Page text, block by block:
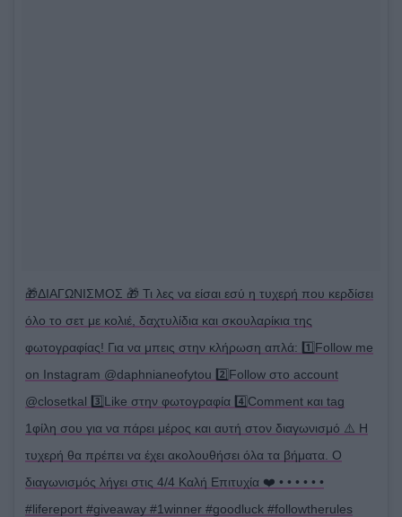
🎁ΔΙΑΓΩΝΙΣΜΟΣ 🎁 Τι λες να είσαι εσύ η τυχερή που κερδίσει
όλο το σετ με κολιέ, δαχτυλίδια και σκουλαρίκια της
φωτογραφίας! Για να μπεις στην κλήρωση απλά: 1️⃣Follow me
on Instagram @daphnianeofytou 2️⃣Follow στο account
@closetkal 3️⃣Like στην φωτογραφία 4️⃣Comment και tag
1φίλη σου για να πάρει μέρος και αυτή στον διαγωνισμό ⚠️ Η
τυχερή θα πρέπει να έχει ακολουθήσει όλα τα βήματα. O
διαγωνισμός λήγει στις 4/4 Καλή Επιτυχία ❤️ • • • • • •
#lifereport #giveaway #1winner #goodluck #followtherules